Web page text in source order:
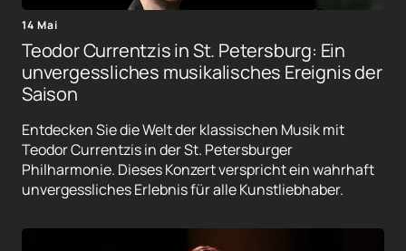
14 Mai
Teodor Currentzis in St. Petersburg: Ein
unvergessliches musikalisches Ereignis der
Saison
Entdecken Sie die Welt der klassischen Musik mit
Teodor Currentzis in der St. Petersburger
Philharmonie. Dieses Konzert verspricht ein wahrhaft
unvergessliches Erlebnis für alle Kunstliebhaber.